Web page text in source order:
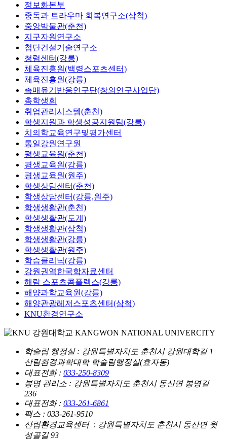
정보화본부
중독과 트라우마 회복연구소(삼척)
중앙박물관(춘천)
지구자원연구소
첨단건설기술연구소
청렴센터(강릉)
체육진흥원(백령스포츠센터)
체육진흥원(강릉)
촉매유기반응연구단(창의연구사업단)
총학생회
취업관리시스템(춘천)
학생지원과 학생성공지원팀(강릉)
치의학교육연구및평가센터
통일강원연구원
평생교육원(춘천)
평생교육원(강릉)
평생교육원(원주)
학생상담센터(춘천)
학생상담센터(강릉,원주)
학생생활관(춘천)
학생생활관(도계)
학생생활관(삼척)
학생생활관(강릉)
학생생활관(원주)
학습클리닉(강릉)
강원권역한국학자료센터
해람 스포츠콤플렉스(강릉)
해양과학교육원(강릉)
해양관광레저스포츠센터(삼척)
KNU환경연구소
학술림 행정실: 강원특별자치도 춘천시 강원대학길 1
산림환경과학대학 학술림행정실(효자동)
대표전화 : 033-250-8309
봉명 관리소 : 강원특별자치도 춘천시 동산면 봉명길
236
대표전화 : 033-261-6861
팩스 : 033-261-9510
산림환경교육센터 : 강원특별자치도 춘천시 동산면 윗
성골길 93